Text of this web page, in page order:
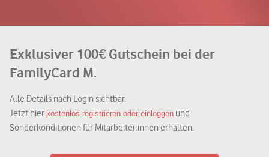
Exklusiver 100€ Gutschein bei der
FamilyCard M.
Alle Details nach Login sichtbar.
Jetzt hier kostenlos registrieren oder einloggen und
Sonderkonditionen für Mitarbeiter:innen erhalten.